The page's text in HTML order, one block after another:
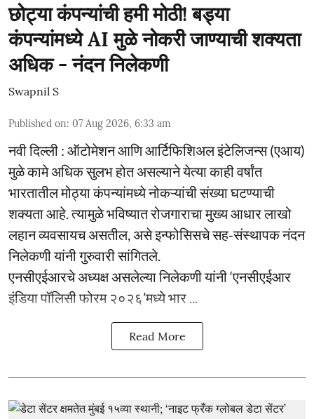
छोट्या कंपन्यांची हमी मोठी! बड्या
कंपन्यांमध्ये AI मुळे नोकरी जाण्याची शक्यता
अधिक - नंदन निलेकणी
Swapnil S
Published on: 07 Aug 2026, 6:33 am
नवी दिल्ली : ऑटोमेशन आणि आर्टिफिशिअल इंटेलिजन्स (एआय)
मुळे कामे अधिक सुलभ होत असल्याने येत्या काही वर्षांत
भारतातील मोठ्या कंपन्यांमध्ये नोकऱ्यांची संख्या घटण्याची
शक्यता आहे. त्यामुळे भविष्यात रोजगाराचा मुख्य आधार लाखो
लहान व्यवसायच असतील, असे इन्फोसिसचे सह-संस्थापक नंदन
निलेकणी यांनी गुरुवारी सांगितले.
एनसीएईआरचे अध्यक्ष असलेल्या निलेकणी यांनी ‘एनसीएईआर
इंडिया पॉलिसी फोरम २०२६’मध्ये भार ...
Read More